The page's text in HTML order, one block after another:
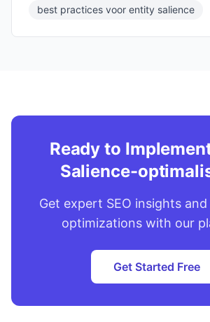
best practices voor entity salience
Ready to
Salience-
Get expert SEO insights
optimizations with our
Get Started Free